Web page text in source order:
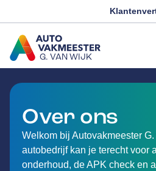
G. VAN WIJK
GA NAAR DE HOMEPAGINA
Over ons
Welkom bij Autovakmeester
autobedrijf kan je terecht voor
onderhoud, de APK check en